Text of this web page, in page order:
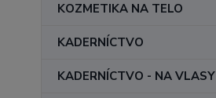
KOZMETIKA NA TELO
KADERNÍCTVO
KADERNÍCTVO - NA VLASY